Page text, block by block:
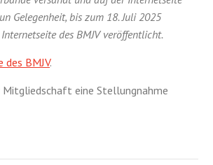
Gelegenheit, bis zum 18. Juli 2025
des BMJV veröffentlicht.
des BMJV.
Mitgliedschaft eine Stellungnahme